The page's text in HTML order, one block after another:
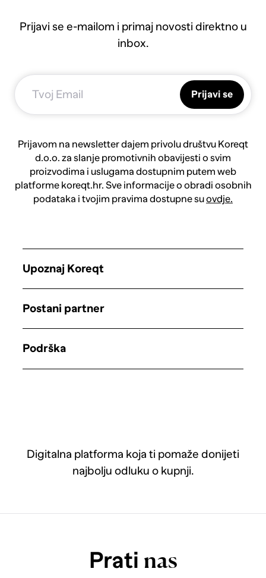
Prijavi se e-mailom i primaj novosti direktno u
inbox.
Prijavi se
Prijavom na newsletter dajem privolu društvu Koreqt
d.o.o. za slanje promotivnih obavijesti o svim
proizvodima i uslugama dostupnim putem web
platforme koreqt.hr. Sve informacije o obradi osobnih
podataka i tvojim pravima dostupne suovdje.
Digitalna platforma koja ti pomaže donijeti
najbolju odluku o kupnji.
Upoznaj Koreqt
Postani partner
Podrška
Prati nas